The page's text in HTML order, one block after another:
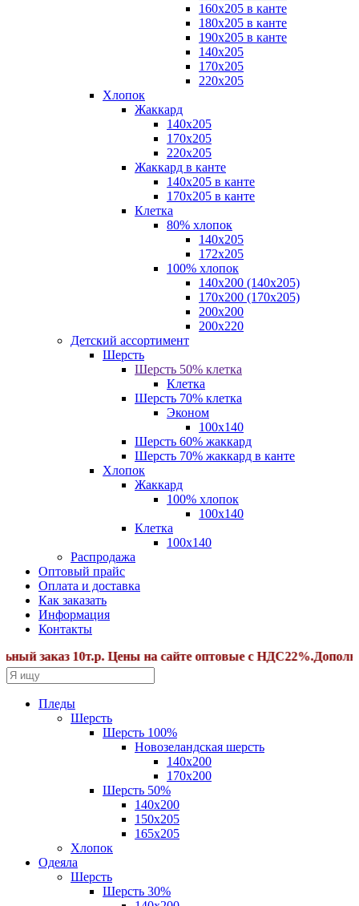
160х205 в канте
180х205 в канте
190х205 в канте
140х205
170х205
220х205
Хлопок
Жаккард
140x205
170х205
220х205
Жаккард в канте
140х205 в канте
170х205 в канте
Клетка
80% хлопок
140x205
172х205
100% хлопок
140x200 (140х205)
170x200 (170х205)
200х200
200х220
Детский ассортимент
Шерсть
Шерсть 50% клетка
Клетка
Шерсть 70% клетка
Эконом
100x140
Шерсть 60% жаккард
Шерсть 70% жаккард в канте
Хлопок
Жаккард
100% хлопок
100x140
Клетка
100х140
Распродажа
Оптовый прайс
Оплата и доставка
Как заказать
Информация
Контакты
заказ 10т.р. Цены на сайте оптовые с
Пледы
Шерсть
Шерсть 100%
Новозеландская шерсть
140х200
170x200
Шерсть 50%
140x200
150х205
165х205
Хлопок
Одеяла
Шерсть
Шерсть 30%